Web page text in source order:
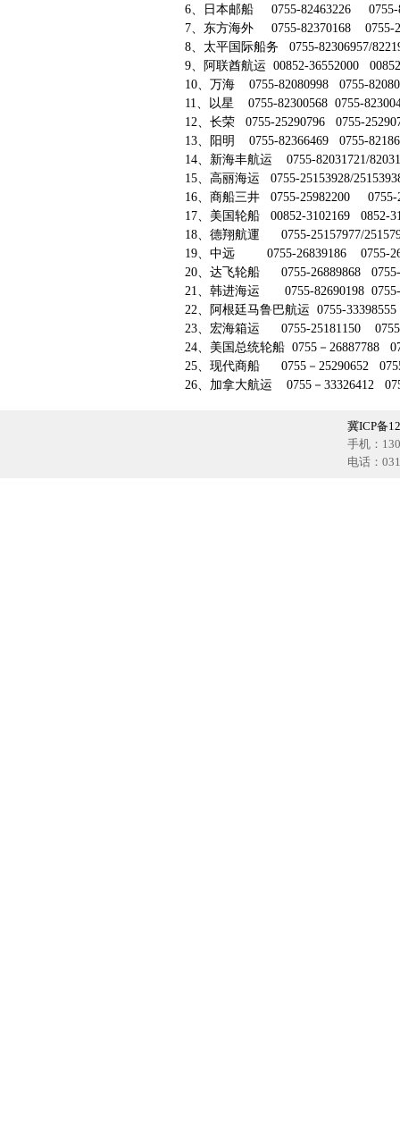
6、日本邮船 0755-82463226 0755-
7、东方海外 0755-82370168 0755-
8、太平国际船务 0755-82306957/
9、阿联酋航运 00852-36552000
10、万海 0755-82080998 0755-
11、以星 0755-82300568 0755-
12、长荣 0755-25290796 0755-
13、阳明 0755-82366469 0755-
14、新海丰航运 0755-82031721/
15、高丽海运 0755-25153928/
16、商船三井 0755-25982200 0755-
17、美国轮船 00852-3102169 0852-
18、德翔航運 0755-25157977/
19、中远 0755-26839186 0755-
20、达飞轮船 0755-26889868 0755-
21、韩进海运 0755-82690198 0755-
22、阿根廷马鲁巴航运 0755-33398555
23、宏海箱运 0755-25181150 0755-
24、美国总统轮船 0755－26887788
25、现代商船 0755－25290652 0755
26、加拿大航运 0755－33326412
冀ICP备
手机：
电话：